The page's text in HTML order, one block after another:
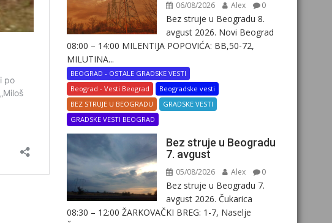
06/08/2026 Alex 0
Bez struje u Beogradu 8.
avgust 2026. Novi Beograd
08:00 – 14:00 MILENTIJA POPOVIĆA: BB,50-72,
MILUTINA...
BEOGRAD - OSTALE GRADSKE VESTI
Beograd - Vesti Beograd
Beogradske vesti
BEZ STRUJE U BEOGRADU
GRADSKE VESTI
GRADSKE VESTI BEOGRAD
Bez struje u Beogradu
7. avgust
05/08/2026 Alex 0
Bez struje u Beogradu 7.
avgust 2026. Čukarica
08:30 – 12:00 ŽARKOVAČKI BREG: 1-7, Naselje